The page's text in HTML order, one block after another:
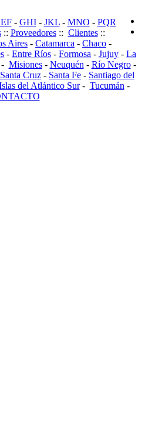
- GHI- JKL- MNO - PQR
:: Proveedores:: Clientes::
Aires - Catamarca - Chaco -
- Entre Ríos - Formosa - Jujuy - La
- Misiones- Neuquén - Río Negro-
Santa Cruz - Santa Fe - Santiago del
del Atlántico Sur- Tucumán -